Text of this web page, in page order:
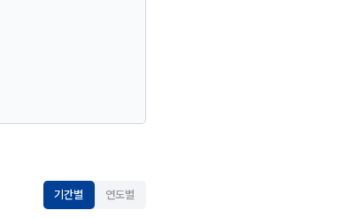
기간별 연도별